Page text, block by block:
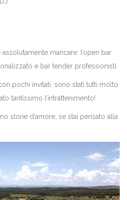
mancare: l’open bar
e bar tender professionisti
pochi invitati, sono stati tutti molto
tantissimo l’intrattenimento!
storie d’amore, se stai pensato alla